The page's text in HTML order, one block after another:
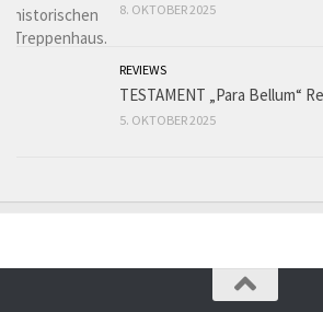
8. OKTOBER 2025
REVIEWS
TESTAMENT „Para Bellum“
5. OKTOBER 2025